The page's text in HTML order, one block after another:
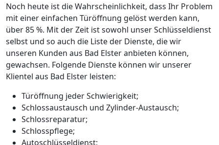
Noch heute ist die Wahrscheinlichkeit, dass Ihr Problem
mit einer einfachen Türöffnung gelöst werden kann,
über 85 %. Mit der Zeit ist sowohl unser Schlüsseldienst
selbst und so auch die Liste der Dienste, die wir
unseren Kunden aus Bad Elster anbieten können,
gewachsen. Folgende Dienste können wir unserer
Klientel aus Bad Elster leisten:
Türöffnung jeder Schwierigkeit;
Schlossaustausch und Zylinder-Austausch;
Schlossreparatur;
Schlosspflege;
Autoschlüsseldienst;